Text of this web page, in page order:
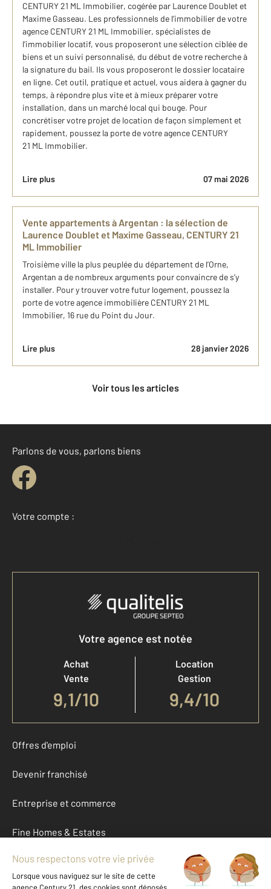
CENTURY 21 ML Immobilier, cogérée par Laurence Doublet et
Maxime Gasseau. Les professionnels de l’immobilier de votre
agence CENTURY 21 ML Immobilier, spécialistes de
l’immobilier locatif, vous proposeront une sélection ciblée de
biens et un suivi personnalisé, du début de votre recherche à
la signature du bail. Ils vous proposeront le dossier locataire
en ligne. Cet outil, pratique et actuel, vous aidera à gagner du
temps, à répondre plus vite et à mieux préparer votre
installation, dans un marché local qui bouge. Pour
concrétiser votre projet de location de façon simplement et
rapidement, poussez la porte de votre agence CENTURY
21 ML Immobilier.
Lire plus 07 mai 2026
Vente appartements à Argentan : la sélection de
Laurence Doublet et Maxime Gasseau, CENTURY 21
ML Immobilier
Troisième ville la plus peuplée du département de l’Orne,
Argentan a de nombreux arguments pour convaincre de s’y
installer. Pour y trouver votre futur logement, poussez la
porte de votre agence immobilière CENTURY 21 ML
Immobilier, 16 rue du Point du Jour.
Lire plus 28 janvier 2026
Voir tous les articles
Parlons de vous, parlons biens
Votre compte :
Accéder à mon compte
Votre agence est notée
Achat
Vente
9,1/10
Location
Gestion
9,4/10
Offres d'emploi
Devenir franchisé
Entreprise et commerce
Fine Homes & Estates
À propos